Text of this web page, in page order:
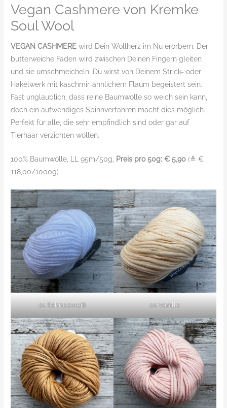
Vegan Cashmere von Kremke
Soul Wool
VEGAN CASHMERE wird Dein Wollherz im Nu erorbern. Der
butterweiche Faden wird zwischen Deinen Fingern gleiten
und sie umschmeicheln. Du wirst von Deinem Strick- oder
Häkelwerk mit kaschmir-ähnlichem Flaum begeistert sein.
Fast unglaublich, dass reine Baumwolle so weich sein kann,
doch ein aufwendiges Spinnverfahren macht dies möglich.
Perfekt für alle, die sehr empfindlich sind oder gar auf
Tierhaar verzichten wollen.
100% Baumwolle, LL 95m/50g, Preis pro 50g: € 5,90 (≙ €
118,00/1000g)
01 Schneeweiß 02 Vanille